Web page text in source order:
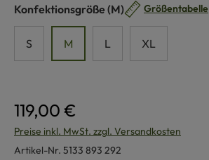
Konfektionsgröße auswählen
(M) Größentabelle
S M L XL
119,00 €
Preise inkl. MwSt. zzgl. Versandkosten
Artikel-Nr. 5133 893 292